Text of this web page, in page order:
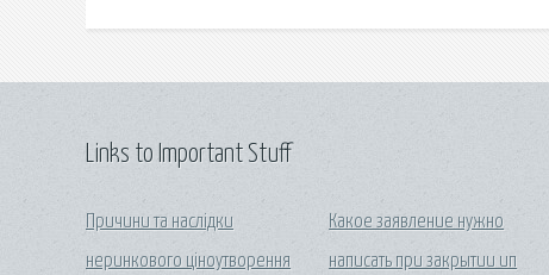
Links to Important Stuff
Причини та наслідки
неринкового ціноутворення
Какое заявление нужно
написать при закрытии ип